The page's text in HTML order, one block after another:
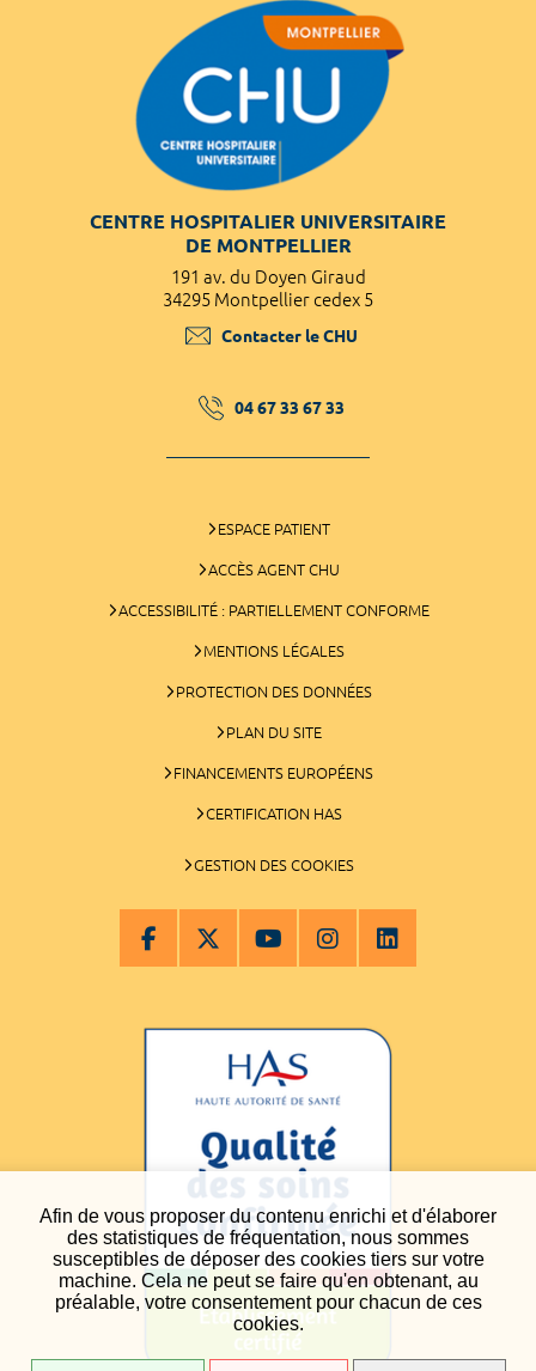
Afin de vous proposer du contenu enrichi et d'élaborer
des statistiques de fréquentation, nous sommes
susceptibles de déposer des cookies tiers sur votre
machine. Cela ne peut se faire qu'en obtenant, au
préalable, votre consentement pour chacun de ces
cookies.
CENTRE HOSPITALIER UNIVERSITAIRE
DE MONTPELLIER
191 av. du Doyen Giraud
34295 Montpellier cedex 5
Contacter le CHU
04 67 33 67 33
ESPACE PATIENT
ACCÈS AGENT CHU
ACCESSIBILITÉ : PARTIELLEMENT CONFORME
MENTIONS LÉGALES
PROTECTION DES DONNÉES
PLAN DU SITE
FINANCEMENTS EUROPÉENS
CERTIFICATION HAS
GESTION DES COOKIES